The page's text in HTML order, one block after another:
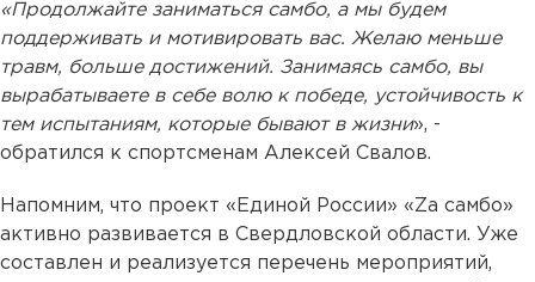
«Продолжайте заниматься самбо, а мы будем
поддерживать и мотивировать вас. Желаю меньше
травм, больше достижений. Занимаясь самбо, вы
вырабатываете в себе волю к победе, устойчивость к
тем испытаниям, которые бывают в жизни», -
обратился к спортсменам Алексей Свалов.
Напомним, что проект «Единой России» «Za самбо»
активно развивается в Свердловской области. Уже
составлен и реализуется перечень мероприятий,